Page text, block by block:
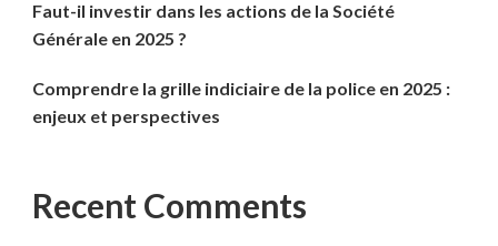
Faut-il investir dans les actions de la Société
Générale en 2025 ?
Comprendre la grille indiciaire de la police en 2025 :
enjeux et perspectives
Recent Comments